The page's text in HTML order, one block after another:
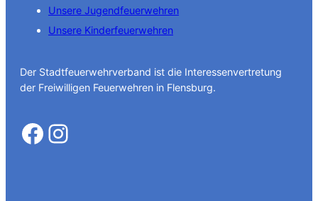
Unsere Jugendfeuerwehren
Unsere Kinderfeuerwehren
Der Stadtfeuerwehrverband ist die Interessenvertretung
der Freiwilligen Feuerwehren in Flensburg.
Facebook Instagram